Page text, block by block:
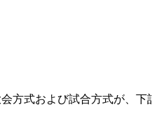
方式および試合方式が、